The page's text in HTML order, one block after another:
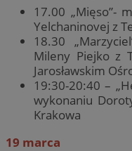
17.00 „Mięso”-
Yelchaninovej z
18.30
Mileny Piejko z
Jarosławskim
19:30-20:40 –
wykonaniu
Krakowa
19 marca